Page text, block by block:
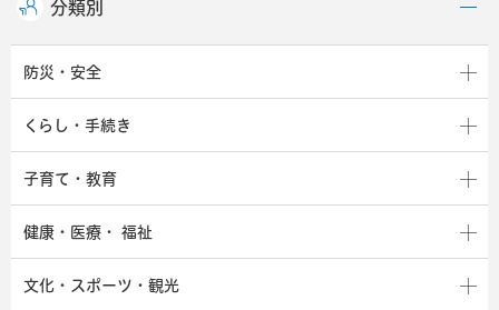
分類別
防災・安全
くらし・手続き
子育て・教育
健康・医療・ 福祉
文化・スポーツ・観光